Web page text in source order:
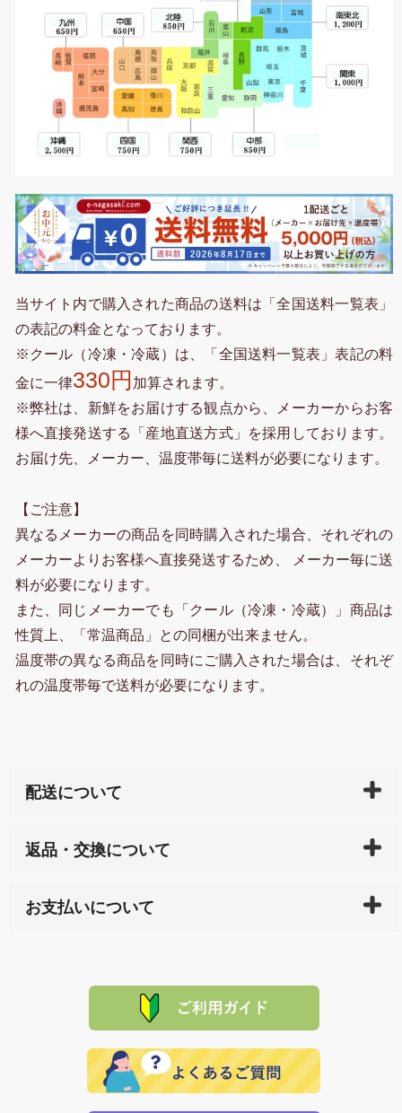
当サイト内で購入された商品の送料は「全国送料一覧表」
の表記の料金となっております。
※クール（冷凍・冷蔵）は、「全国送料一覧表」表記の料
金に一律330円 加算されます。
※弊社は、新鮮をお届けする観点から、メーカーからお客
様へ直接発送する「産地直送方式」を採用しております。
お届け先、メーカー、温度帯毎に送料が必要になります。
【ご注意】
異なるメーカーの商品を同時購入された場合、それぞれの
メーカーよりお客様へ直接発送するため、 メーカー毎に送
料が必要になります。
また、同じメーカーでも「クール（冷凍・冷蔵）」商品は
性質上、「常温商品」との同梱が出来ません。
温度帯の異なる商品を同時にご購入された場合は、それぞ
れの温度帯毎で送料が必要になります。
配送について
天ペイ」の方はご注文受付後）、 長崎県下全域に点在
サイト内で購入された商品の送料は、こちらの
全国送
れの生産メーカーからお客様の元へ直送いたしますの
で、 それぞれ個別に送料が必要になります。
返品・交換について
または配送途中の 事故などで不都合が生じている場合
品代金を返金いたします。）
その際は誠に申し訳ありませんが、当協会までご注文
願いいたします。
お支払いについて
た場合、お客様からの ご入金を確認した後で、商品を
※「クレジットカード」「PayPay」「楽天ペイ」を指
定された場合は、準備出来次第の便にてお送りいたし
ます。 （到着日指定をされている場合は、ご指定の日